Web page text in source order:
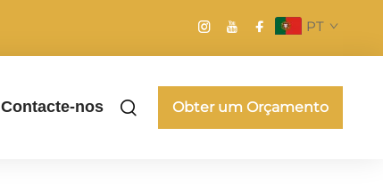
PT
Contacte-nos Obter um Orçamento